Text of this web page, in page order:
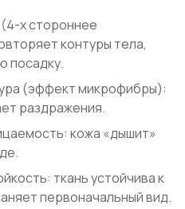
х стороннее
контуры тела,
посадку.
(эффект микрофибры):
раздражения.
кожа «дышит»
ткань устойчива к
первоначальный вид.